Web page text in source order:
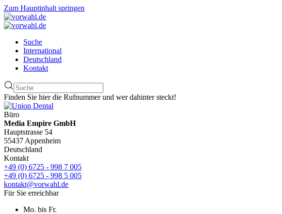
Zum Hauptinhalt springen
Suche
International
Deutschland
Kontakt
Finden Sie hier die Rufnummer und wer dahinter steckt!
Büro
Media Empire GmbH
Hauptstrasse 54
55437 Appenheim
Deutschland
Kontakt
+49 (0) 6725 - 998 7 005
+49 (0) 6725 - 998 5 005
kontakt@vorwahl.de
Für Sie erreichbar
Mo. bis Fr.